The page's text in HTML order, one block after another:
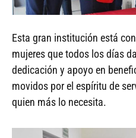
Esta gran institución está
mujeres que todos los días
dedicación y apoyo en
movidos por el espíritu de
quien más lo necesita.